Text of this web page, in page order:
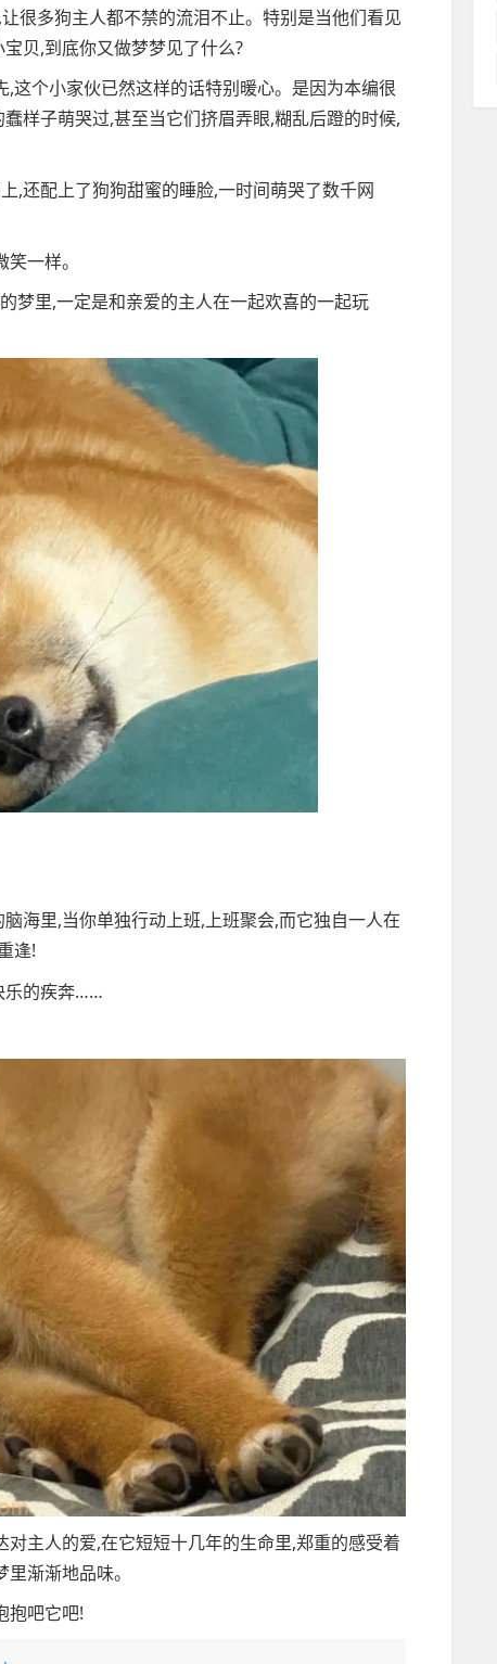
很多狗主人都不禁的流泪不止。特别是当他们看见
贝,到底你又做梦梦见了什么?
这个小家伙已然这样的话特别暖心。是因为本编很
样子萌哭过,甚至当它们挤眉弄眼,糊乱后蹬的时候,
,还配上了狗狗甜蜜的睡脸,一时间萌哭了数千网
一样。
梦里,一定是和亲爱的主人在一起欢喜的一起玩
海里,当你单独行动上班,上班聚会,而它独自一人在
逢!
乐的疾奔……
主人的爱,在它短短十几年的生命里,郑重的感受着
渐渐地品味。
抱吧它吧!